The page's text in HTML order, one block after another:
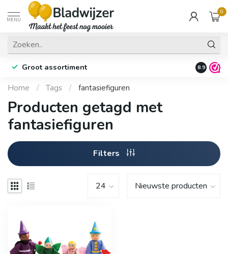
MENU
0
Groot assortiment Fysieke
8.9
Home / Tags / fantasiefiguren
Producten getagd met
fantasiefiguren
Filters